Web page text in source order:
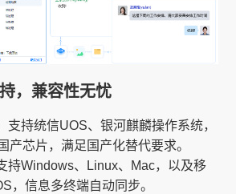
，兼容性无忧
支持统信UOS、银河麒麟操作系统，
产芯片，满足国产化替代要求。
持Windows、Linux、Mac，以及移
，信息多终端自动同步。